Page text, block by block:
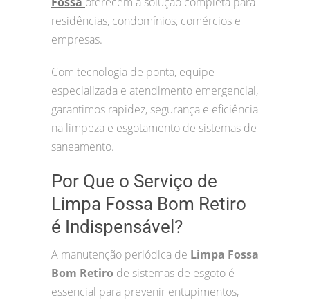
residências, condomínios, comércios e
empresas.
Com tecnologia de ponta, equipe
especializada e atendimento emergencial,
garantimos rapidez, segurança e eficiência
na limpeza e esgotamento de sistemas de
saneamento.
Por Que o Serviço de
Limpa Fossa Bom Retiro
é Indispensável?
A manutenção periódica de Limpa Fossa
Bom Retiro de sistemas de esgoto é
essencial para prevenir entupimentos,